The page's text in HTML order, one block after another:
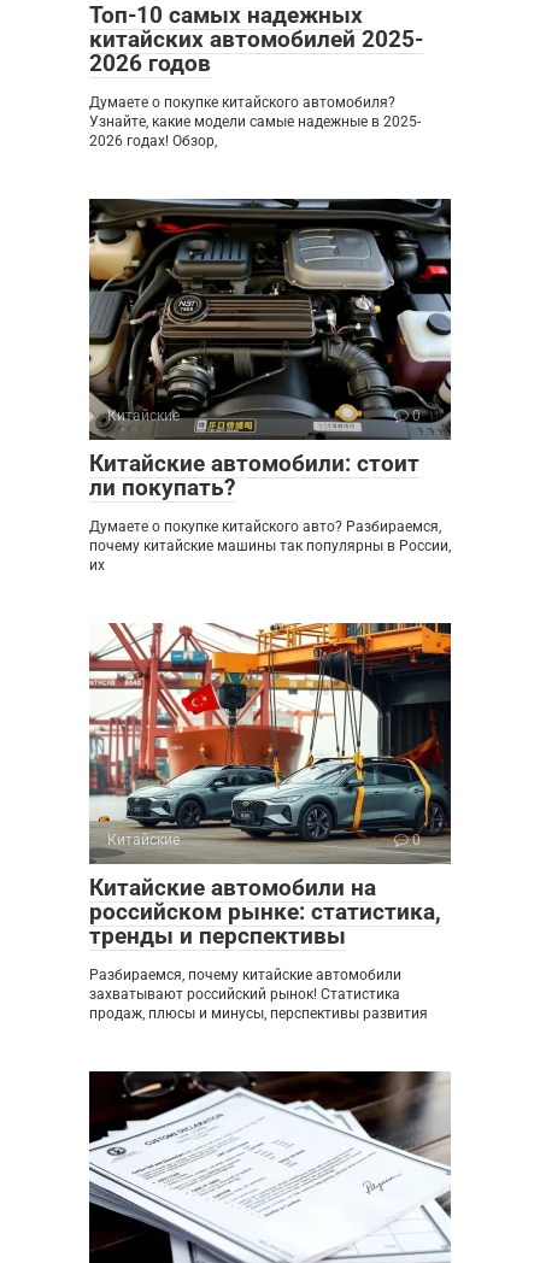
Топ-10 самых надежных
китайских автомобилей 2025-
2026 годов
Думаете о покупке китайского автомобиля?
Узнайте, какие модели самые надежные в 2025-
2026 годах! Обзор,
Китайские 0
Китайские автомобили: стоит
ли покупать?
Думаете о покупке китайского авто? Разбираемся,
почему китайские машины так популярны в России,
их
Китайские 0
Китайские автомобили на
российском рынке: статистика,
тренды и перспективы
Разбираемся, почему китайские автомобили
захватывают российский рынок! Статистика
продаж, плюсы и минусы, перспективы развития